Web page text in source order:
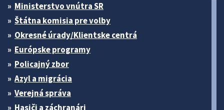
Ministerstvo vnútra SR
Štátna komisia pre volby
Okresné úrady/Klientske centrá
Európske programy
Policajný zbor
Azyl a migrácia
Verejná správa
Hasiči a záchranári